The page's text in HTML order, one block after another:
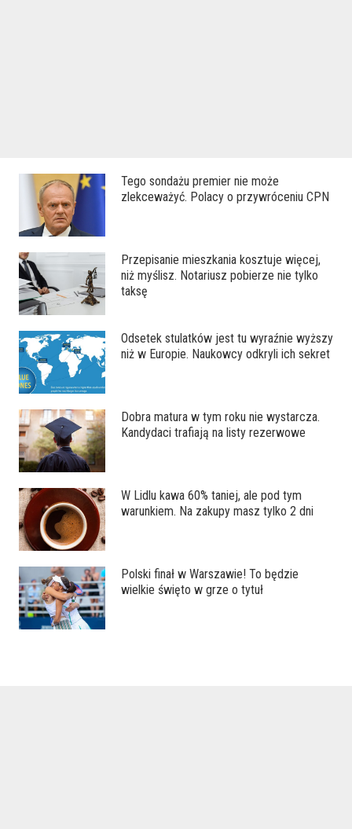
Tego sondażu premier nie może
zlekceważyć. Polacy o przywróceniu CPN
Przepisanie mieszkania kosztuje więcej,
niż myślisz. Notariusz pobierze nie tylko
taksę
Odsetek stulatków jest tu wyraźnie wyższy
niż w Europie. Naukowcy odkryli ich sekret
Dobra matura w tym roku nie wystarcza.
Kandydaci trafiają na listy rezerwowe
W Lidlu kawa 60% taniej, ale pod tym
warunkiem. Na zakupy masz tylko 2 dni
Polski finał w Warszawie! To będzie
wielkie święto w grze o tytuł